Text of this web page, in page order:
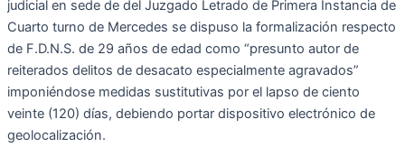
judicial en sede de del Juzgado Letrado de Primera Instancia de
Cuarto turno de Mercedes se dispuso la formalización respecto
de F.D.N.S. de 29 años de edad como “presunto autor de
reiterados delitos de desacato especialmente agravados”
imponiéndose medidas sustitutivas por el lapso de ciento
veinte (120) días, debiendo portar dispositivo electrónico de
geolocalización.